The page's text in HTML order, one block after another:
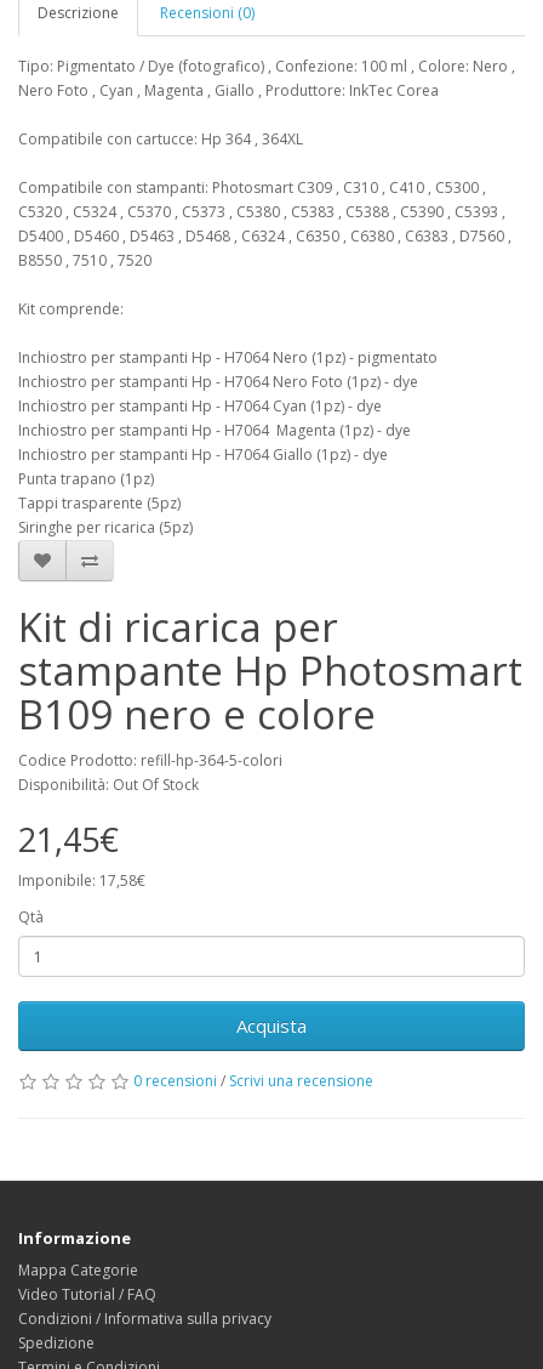
Descrizione Recensioni (0)
Tipo: Pigmentato / Dye (fotografico) , Confezione: 100 ml , Colore: Nero ,
Nero Foto , Cyan , Magenta , Giallo , Produttore: InkTec Corea
Compatibile con cartucce: Hp 364 , 364XL
Compatibile con stampanti: Photosmart C309 , C310 , C410 , C5300 ,
C5320 , C5324 , C5370 , C5373 , C5380 , C5383 , C5388 , C5390 , C5393 ,
D5400 , D5460 , D5463 , D5468 , C6324 , C6350 , C6380 , C6383 , D7560 ,
B8550 , 7510 , 7520
Kit comprende:
Inchiostro per stampanti Hp - H7064 Nero (1pz) - pigmentato
Inchiostro per stampanti Hp - H7064 Nero Foto (1pz) - dye
Inchiostro per stampanti Hp - H7064 Cyan (1pz) - dye
Inchiostro per stampanti Hp - H7064 Magenta (1pz) - dye
Inchiostro per stampanti Hp - H7064 Giallo (1pz) - dye
Punta trapano (1pz)
Tappi trasparente (5pz)
Siringhe per ricarica (5pz)
Kit di ricarica per
stampante Hp Photosmart
B109 nero e colore
Codice Prodotto: refill-hp-364-5-colori
Disponibilità: Out Of Stock
21,45€
Imponibile: 17,58€
Qtà
Acquista
0 recensioni / Scrivi una recensione
Informazione
Mappa Categorie
Video Tutorial / FAQ
Condizioni / Informativa sulla privacy
Spedizione